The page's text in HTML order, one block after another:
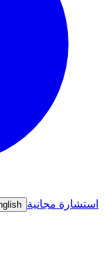
استشارة مجانية